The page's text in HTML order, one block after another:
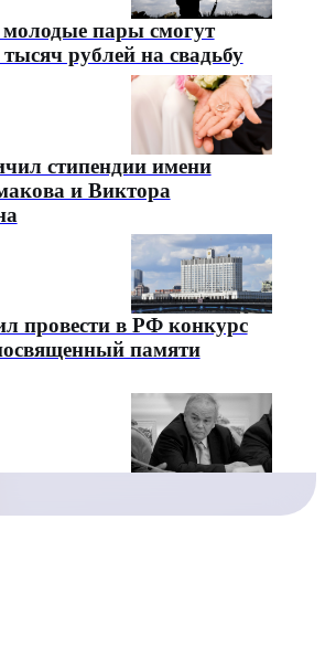
молодые пары смогут
рублей на свадьбу
стипендии имени
и Виктора
провести в РФ конкурс
памяти